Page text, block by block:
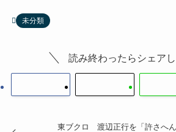
未分類
読み終わったらシェアし
東ブクロ 渡辺正行を「許さへ